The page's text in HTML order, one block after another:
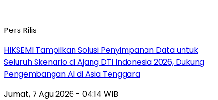
Pers Rilis
HIKSEMI Tampilkan Solusi Penyimpanan Data untuk
Seluruh Skenario di Ajang DTI Indonesia 2026, Dukung
Pengembangan AI di Asia Tenggara
Jumat, 7 Agu 2026 - 04:14 WIB